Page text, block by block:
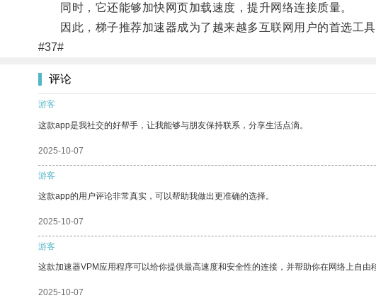
同时，它还能够加快网页加载速度，提升网络连接质量。
因此，梯子推荐加速器成为了越来越多互联网用户的首选工具
#37#
评论
游客
这款app是我社交的好帮手，让我能够与朋友保持联系，分享生活点滴。
2025-10-07
游客
这款app的用户评论非常真实，可以帮助我做出更准确的选择。
2025-10-07
游客
这款加速器VPM应用程序可以给你提供最高速度和安全性的连接，并帮助你在网络上自由
2025-10-07